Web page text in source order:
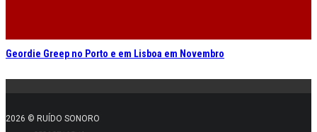
Geordie Greep no Porto e em Lisboa em Novembro
2026 © RUÍDO SONORO